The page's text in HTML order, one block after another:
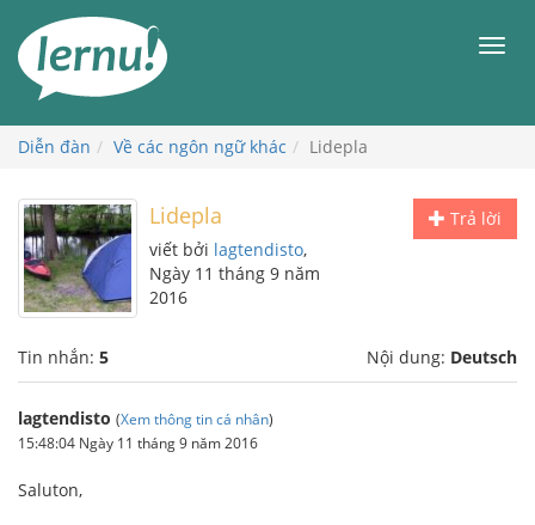
đến
phần
dung
Diễn đàn Về các ngôn ngữ khác Lidepla
Trả lời
Lidepla
viết bởi lagtendisto,
Ngày 11 tháng 9 năm
2016
Tin nhắn: 5 Nội dung: Deutsch
lagtendisto (Xem thông tin cá nhân)
15:48:04 Ngày 11 tháng 9 năm 2016
Saluton,